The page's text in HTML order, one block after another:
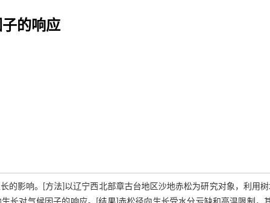
的响应
长的影响。[方法]以辽宁西北部章古台地区沙地赤松为研究对象，利用